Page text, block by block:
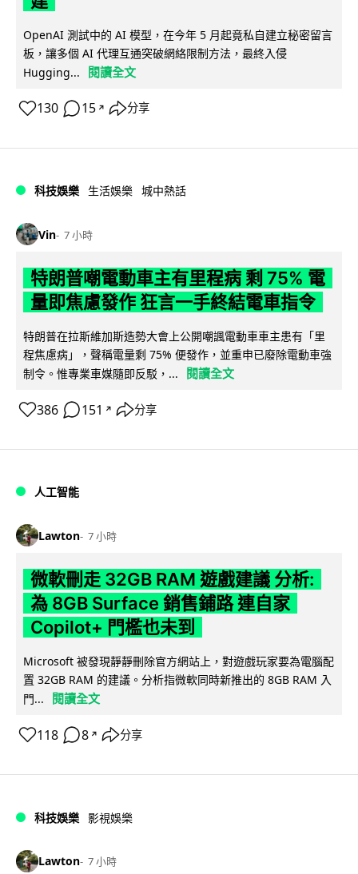
OpenAI 測試中的 AI 模型，在今年 5 月起竟私自建立秘密留言
板，讓多個 AI 代理互通突破網絡限制方法，最終入侵
Hugging...
閱讀全文
130 15 ↗ 分享
科技娛樂 生活娛樂 城中熱話
Vin 7 小時
特朗普嘲電動車主有里程病 剩 75% 電
量即焦慮發作 狂言一手終結電車指令
特朗普在拉斯維加斯造勢大會上公開嘲諷電動車車主患有「里
程焦慮病」，聲稱電量剩 75% 便發作，並重申已廢除電動車強
制令。惟專業車媒隨即反駁，...
閱讀全文
386 151 ↗ 分享
人工智能
Lawton 7 小時
微軟刪走 32GB RAM 遊戲建議 分析:
為 8GB Surface 銷售鋪路 連自家
Copilot+ 門檻也未到
Microsoft 被發現靜靜刪除官方網站上，對遊戲玩家要為電腦配
置 32GB RAM 的建議。分析指微軟同時新推出的 8GB RAM 入
門...
閱讀全文
118 8 ↗ 分享
科技娛樂 影視娛樂
Lawton 7 小時